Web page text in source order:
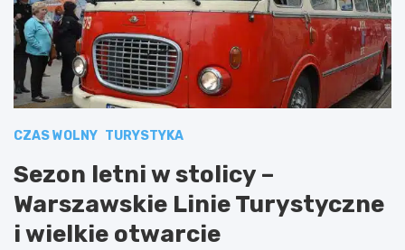
CZAS WOLNY TURYSTYKA
Sezon letni w stolicy –
Warszawskie Linie Turystyczne
i wielkie otwarcie